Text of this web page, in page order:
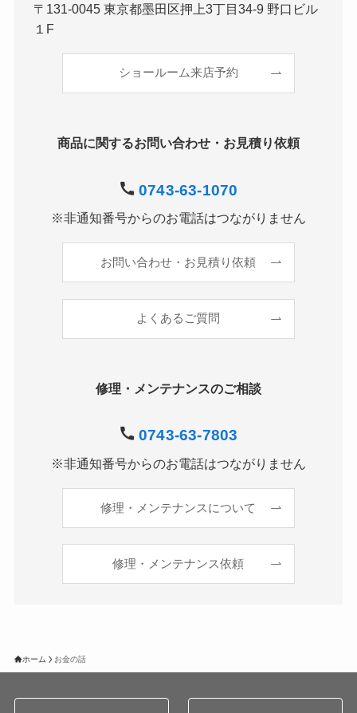
〒131-0045 東京都墨田区押上3丁目34-9 野口ビル
１F
ショールーム来店予約
商品に関するお問い合わせ・お見積り依頼
0743-63-1070
※非通知番号からのお電話はつながりません
お問い合わせ・お見積り依頼
よくあるご質問
修理・メンテナンスのご相談
0743-63-7803
※非通知番号からのお電話はつながりません
修理・メンテナンスについて
修理・メンテナンス依頼
ホーム お金の話